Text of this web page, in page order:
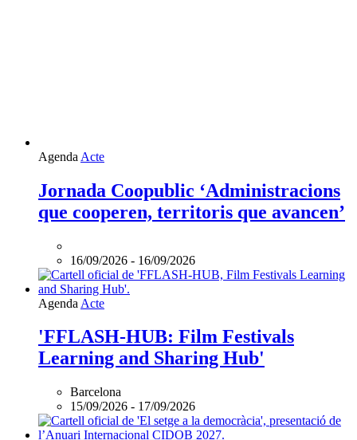
L'esdeveniment:
Coopublic
‘Administracions
que
territoris
avancen’
és
online
Agenda Acte
Jornada Coopublic ‘Administracions
que cooperen, territoris que avancen’
16/09/2026 - 16/09/2026
Agenda Acte
'FFLASH-HUB: Film Festivals
Learning and Sharing Hub'
Barcelona
15/09/2026 - 17/09/2026